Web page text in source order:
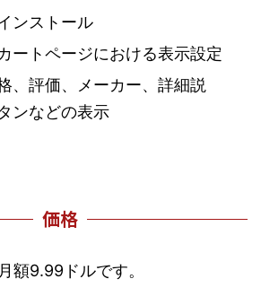
ンストール
ートページにおける表示設定
、評価、メーカー、詳細説
ンなどの表示
価格
額9.99ドルです。